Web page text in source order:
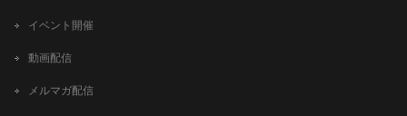
イベント開催
動画配信
メルマガ配信